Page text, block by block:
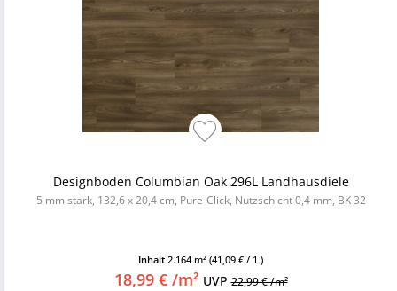
Designboden Columbian Oak 296L Landhausdiele
5 mm stark, 132,6 x 20,4 cm, Pure-Click, Nutzschicht 0,4 mm, BK 32
Inhalt 2.164 m² (41,09 € / 1 )
18,99 € /m² UVP22,99 € /m²